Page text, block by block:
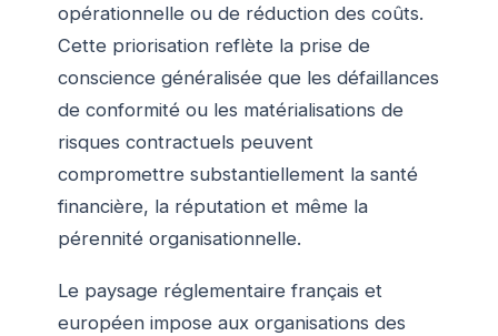
opérationnelle ou de réduction des coûts.
Cette priorisation reflète la prise de
conscience généralisée que les défaillances
de conformité ou les matérialisations de
risques contractuels peuvent
compromettre substantiellement la santé
financière, la réputation et même la
pérennité organisationnelle.
Le paysage réglementaire français et
européen impose aux organisations des